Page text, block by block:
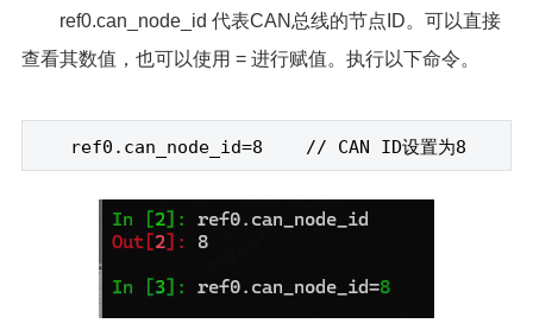
ref0.can_node_id 代表CAN总线的节点ID。可以直接
查看其数值，也可以使用 = 进行赋值。执行以下命令。
ref0.can_node_id=8 // CAN ID设置为8